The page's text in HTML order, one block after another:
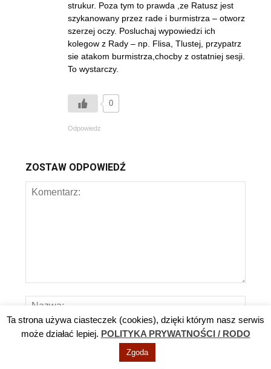
strukur. Poza tym to prawda ,ze Ratusz jest
szykanowany przez rade i burmistrza – otworz
szerzej oczy. Posluchaj wypowiedzi ich
kolegow z Rady – np. Flisa, Tlustej, przypatrz
sie atakom burmistrza,chocby z ostatniej sesji.
To wystarczy.
0
Odpowiedz
ZOSTAW ODPOWIEDŹ
Zapisz moje dane w tej przeglądarce.
Ta strona używa ciasteczek (cookies), dzięki którym nasz serwis
może działać lepiej. POLITYKA PRYWATNOŚCI / RODO
Zgoda